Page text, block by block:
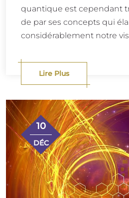
quantique est cependant
de par ses concepts qui
considérablement notre
Lire Plus
10
DÉC